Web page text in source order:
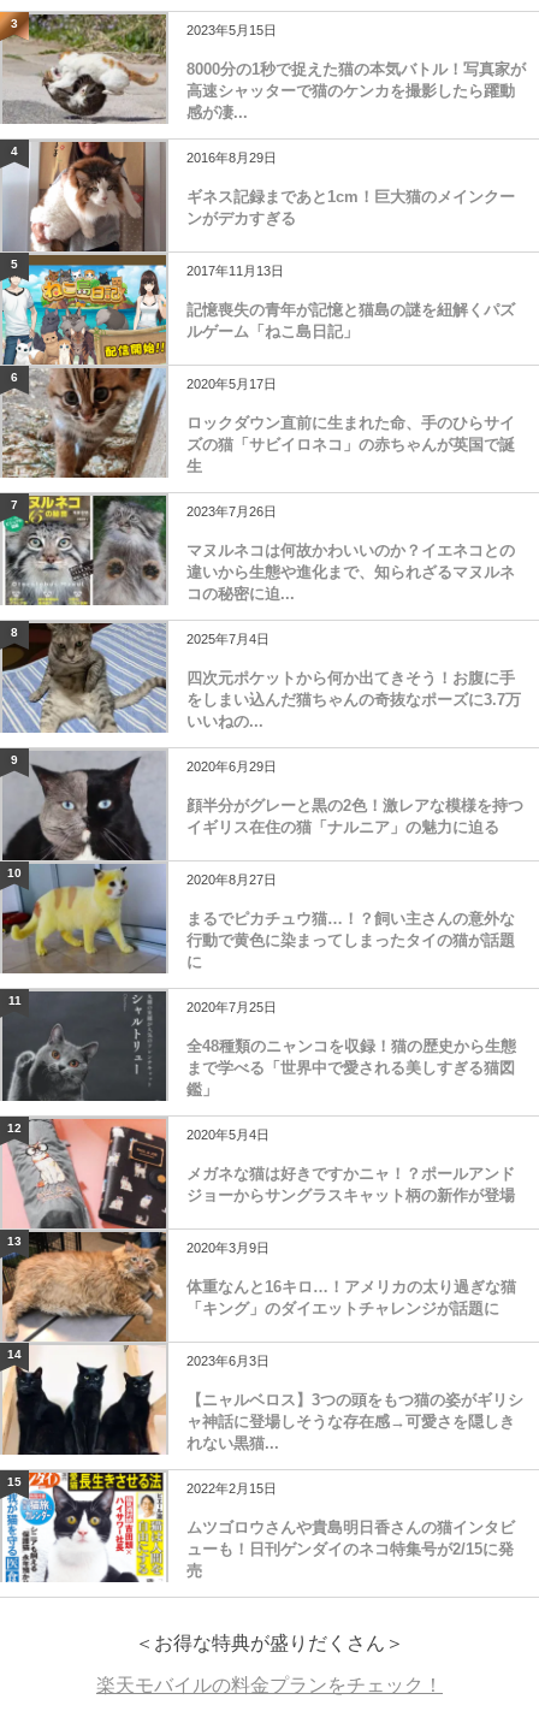
3 2023年5月15日
8000分の1秒で捉えた猫の本気バトル！写真家が
高速シャッターで猫のケンカを撮影したら躍動
感が凄...
4 2016年8月29日
ギネス記録まであと1cm！巨大猫のメインクー
ンがデカすぎる
5 2017年11月13日
記憶喪失の青年が記憶と猫島の謎を紐解くパズ
ルゲーム「ねこ島日記」
6 2020年5月17日
ロックダウン直前に生まれた命、手のひらサイ
ズの猫「サビイロネコ」の赤ちゃんが英国で誕
生
7 2023年7月26日
マヌルネコは何故かわいいのか？イエネコとの
違いから生態や進化まで、知られざるマヌルネ
コの秘密に迫...
8 2025年7月4日
四次元ポケットから何か出てきそう！お腹に手
をしまい込んだ猫ちゃんの奇抜なポーズに3.7万
いいねの...
9 2020年6月29日
顔半分がグレーと黒の2色！激レアな模様を持つ
イギリス在住の猫「ナルニア」の魅力に迫る
10 2020年8月27日
まるでピカチュウ猫…！？飼い主さんの意外な
行動で黄色に染まってしまったタイの猫が話題
に
11 2020年7月25日
全48種類のニャンコを収録！猫の歴史から生態
まで学べる「世界中で愛される美しすぎる猫図
鑑」
12 2020年5月4日
メガネな猫は好きですかニャ！？ポールアンド
ジョーからサングラスキャット柄の新作が登場
13 2020年3月9日
体重なんと16キロ…！アメリカの太り過ぎな猫
「キング」のダイエットチャレンジが話題に
14 2023年6月3日
【ニャルベロス】3つの頭をもつ猫の姿がギリシ
ャ神話に登場しそうな存在感→可愛さを隠しき
れない黒猫...
15 2022年2月15日
ムツゴロウさんや貴島明日香さんの猫インタビ
ューも！日刊ゲンダイのネコ特集号が2/15に発
売
＜お得な特典が盛りだくさん＞
楽天モバイルの料金プランをチェック！